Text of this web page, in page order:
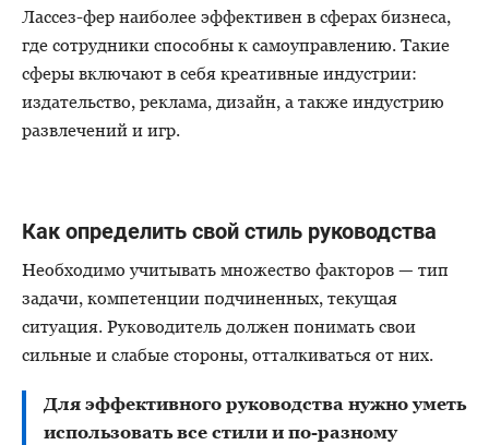
Лассез-фер наиболее эффективен в сферах бизнеса,
где сотрудники способны к самоуправлению. Такие
сферы включают в себя креативные индустрии:
издательство, реклама, дизайн, а также индустрию
развлечений и игр.
Как определить свой стиль руководства
Необходимо учитывать множество факторов — тип
задачи, компетенции подчиненных, текущая
ситуация. Руководитель должен понимать свои
сильные и слабые стороны, отталкиваться от них.
Для эффективного руководства нужно уметь
использовать все стили и по-разному